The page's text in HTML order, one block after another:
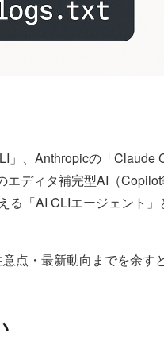
」、Anthropicの「Claude
ディタ補完型AI（
る「AI CLIエージェント
点・最新動向までを余す